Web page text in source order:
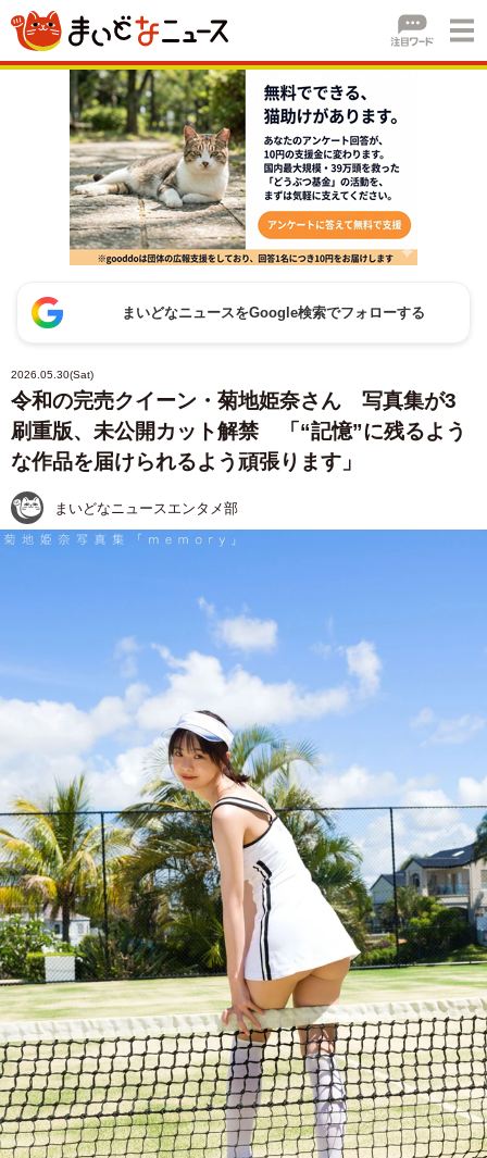
まいどなニュースをGoogle検索でフォローする
2026.05.30(Sat)
令和の完売クイーン・菊地姫奈さん 写真集が3
刷重版、未公開カット解禁 「“記憶”に残るよう
な作品を届けられるよう頑張ります」
まいどなニュースエンタメ部